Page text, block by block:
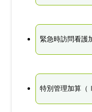
緊急時訪問看護
特別管理加算（